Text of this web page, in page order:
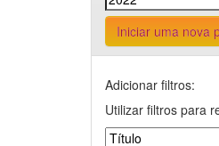
Iniciar uma nova
Adicionar filtros:
Utilizar filtros para